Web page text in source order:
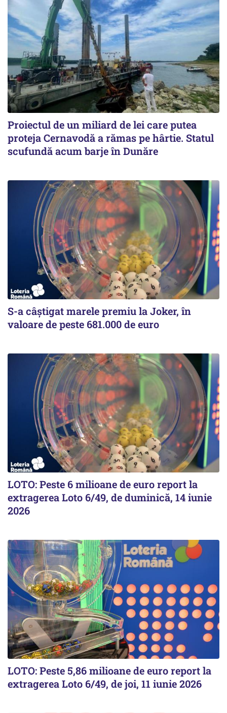
Proiectul de un miliard de lei care putea
proteja Cernavodă a rămas pe hârtie. Statul
scufundă acum barje în Dunăre
S-a câștigat marele premiu la Joker, în
valoare de peste 681.000 de euro
LOTO: Peste 6 milioane de euro report la
extragerea Loto 6/49, de duminică, 14 iunie
2026
LOTO: Peste 5,86 milioane de euro report la
extragerea Loto 6/49, de joi, 11 iunie 2026